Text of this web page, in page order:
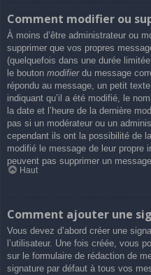
Comment modifier ou
À moins d’être administrateur ou
supprimer que vos propres
(quelquefois dans une durée
le bouton modifierdu message
répondu au message, un petit
indiquant qu’il a été modifié, le
la date et l’heure de la dernière
pas si un modérateur ou un
cependant ils ont la possibilité de
modifié le message de leur propre
peuvent pas supprimer un
Haut
Comment ajouter une
Vous devez d’abord créer une
l’utilisateur. Une fois créée, vous
sur le formulaire de rédaction de
signature par défaut à tous vos